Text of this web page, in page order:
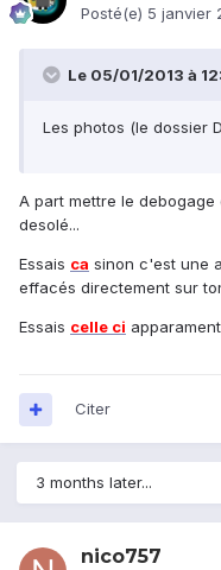
Posté(e) 5 janvier
Le 05/01/2013 à
Les photos (le dossier
A part mettre le
desolé...
Essais ca sinon c'est une
effacés directement sur
Essais celle ci
Citer
3 months later...
nico757